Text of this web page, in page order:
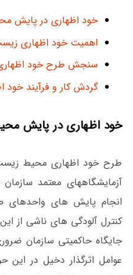
خود اظهاری در پایش
اهمیت خود اظهاری
سنجش طرح خود
گردش کار و فرآیند خود
خود اظهاری در پایش
طرح خود اظهاری محیط
آزمایشگاههای معتمد
انجام پایش های واحدهای
کنترل آلودگی های ناشی از
جایگاه حاکمیتی سازمان
عوامل اثرگذار دخیل در این